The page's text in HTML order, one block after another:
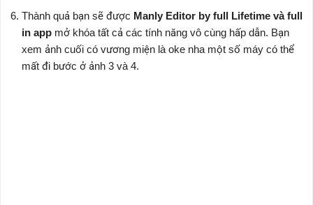
Thành quả bạn sẽ được Manly Editor by full Lifetime và full
in app mở khóa tất cả các tính năng vô cùng hấp dẫn. Bạn
xem ảnh cuối có vương miện là oke nha một số máy có thể
mất đi bước ở ảnh 3 và 4.